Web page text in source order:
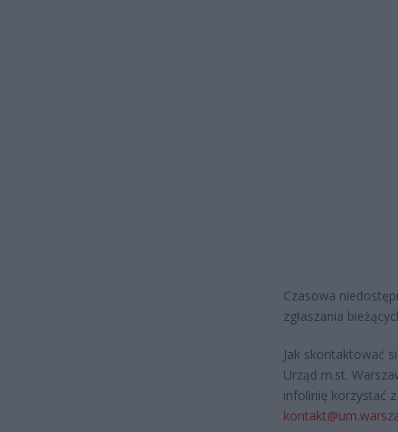
Czasowa
zgłaszania
Jak skontaktować
Urząd m.st.
infolinię korzystać